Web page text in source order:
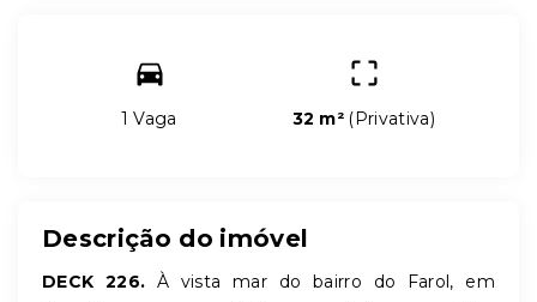
1 Vaga 32 m² (Privativa)
Descrição do imóvel
DECK 226. À vista mar do bairro do Farol, em